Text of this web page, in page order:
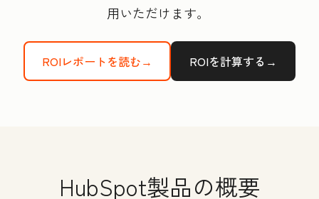
用いただけます。
ROIレポートを読む→ ROIを計算する→
HubSpot製品の概要